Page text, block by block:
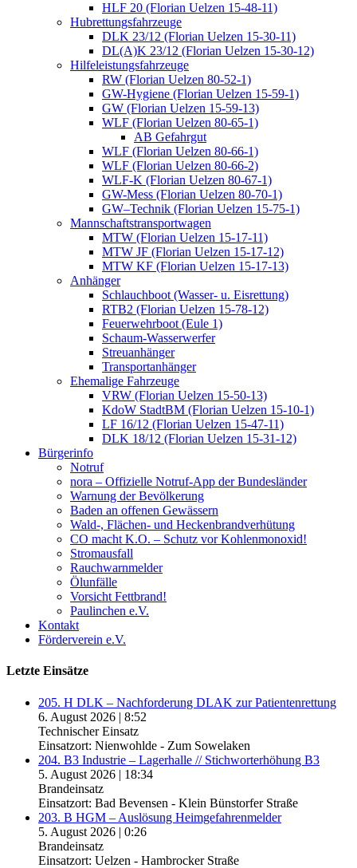
HLF 20 (Florian Uelzen 15-48-11)
Hubrettungsfahrzeuge
DLK 23/12 (Florian Uelzen 15-30-11)
DL(A)K 23/12 (Florian Uelzen 15-30-12)
Hilfeleistungsfahrzeuge
RW (Florian Uelzen 80-52-1)
GW-Hygiene (Florian Uelzen 15-59-1)
GW (Florian Uelzen 15-59-13)
WLF (Florian Uelzen 80-65-1)
AB Gefahrgut
WLF (Florian Uelzen 80-66-1)
WLF (Florian Uelzen 80-66-2)
WLF-K (Florian Uelzen 80-67-1)
GW-Mess (Florian Uelzen 80-70-1)
GW–Technik (Florian Uelzen 15-75-1)
Mannschaftstransportwagen
MTW (Florian Uelzen 15-17-11)
MTW JF (Florian Uelzen 15-17-12)
MTW KF (Florian Uelzen 15-17-13)
Anhänger
Schlauchboot (Wasser- u. Eisrettung)
RTB2 (Florian Uelzen 15-78-12)
Feuerwehrboot (Eule 1)
Schaum-Wasserwerfer
Streuanhänger
Transportanhänger
Ehemalige Fahrzeuge
VRW (Florian Uelzen 15-50-13)
KdoW StadtBM (Florian Uelzen 15-10-1)
LF 16/12 (Florian Uelzen 15-47-11)
DLK 18/12 (Florian Uelzen 15-31-12)
Bürgerinfo
Notruf
nora – Offizielle Notruf-App der Bundesländer
Warnung der Bevölkerung
Baden an offenen Gewässern
Wald-, Flächen- und Heckenbrandverhütung
CO macht K.O. – Schutz vor Kohlenmonoxid!
Stromausfall
Rauchwarnmelder
Ölunfälle
Vorsicht Fettbrand!
Paulinchen e.V.
Kontakt
Förderverein e.V.
Letzte Einsätze
205. H DLK – Nachforderung DLAK zur Patientenrettung
6. August 2026 | 8:52
Technischer Einsatz
Einsatzort: Nienwohlde - Zum Sowelaken
204. B3 Industrie – Lagerhalle // Stichworterhöhung B3
5. August 2026 | 18:34
Brandeinsatz
Einsatzort: Bad Bevensen - Klein Bünstorfer Straße
203. B HGM – Auslösung Heimgefahrenmelder
5. August 2026 | 0:26
Brandeinsatz
Einsatzort: Uelzen - Hambrocker Straße